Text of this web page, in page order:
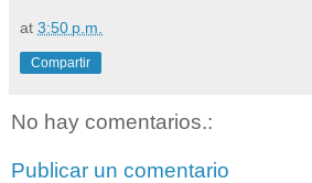
at 3:50 p.m.
Compartir
No hay comentarios.:
Publicar un comentario